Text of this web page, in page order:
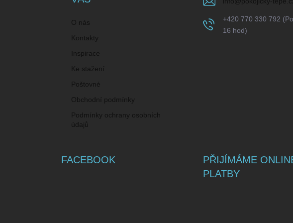
O nás
Kontakty
Inspirace
Ke stažení
Poštovné
Obchodní podmínky
Podmínky ochrany osobních
údajů
+420 770 330 792
16 hod)
FACEBOOK
PŘIJÍMÁME
PLATBY